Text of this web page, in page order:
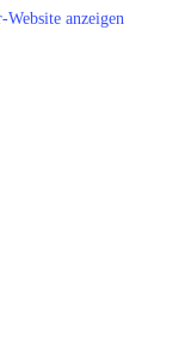
Website anzeigen